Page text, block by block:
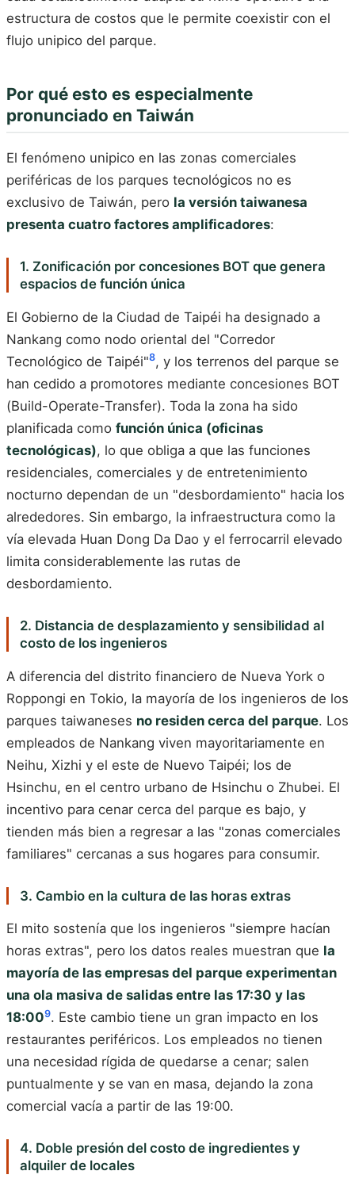
estructura de costos que le permite coexistir con el
flujo unipico del parque.
Por qué esto es especialmente
pronunciado en Taiwán
El fenómeno unipico en las zonas comerciales
periféricas de los parques tecnológicos no es
exclusivo de Taiwán, pero la versión taiwanesa
presenta cuatro factores amplificadores:
1. Zonificación por concesiones BOT que genera
espacios de función única
El Gobierno de la Ciudad de Taipéi ha designado a
Nankang como nodo oriental del "Corredor
Tecnológico de Taipéi"8, y los terrenos del parque se
han cedido a promotores mediante concesiones BOT
(Build-Operate-Transfer). Toda la zona ha sido
planificada como función única (oficinas
tecnológicas), lo que obliga a que las funciones
residenciales, comerciales y de entretenimiento
nocturno dependan de un "desbordamiento" hacia los
alrededores. Sin embargo, la infraestructura como la
vía elevada Huan Dong Da Dao y el ferrocarril elevado
limita considerablemente las rutas de
desbordamiento.
2. Distancia de desplazamiento y sensibilidad al
costo de los ingenieros
A diferencia del distrito financiero de Nueva York o
Roppongi en Tokio, la mayoría de los ingenieros de los
parques taiwaneses no residen cerca del parque. Los
empleados de Nankang viven mayoritariamente en
Neihu, Xizhi y el este de Nuevo Taipéi; los de
Hsinchu, en el centro urbano de Hsinchu o Zhubei. El
incentivo para cenar cerca del parque es bajo, y
tienden más bien a regresar a las "zonas comerciales
familiares" cercanas a sus hogares para consumir.
3. Cambio en la cultura de las horas extras
El mito sostenía que los ingenieros "siempre hacían
horas extras", pero los datos reales muestran que la
mayoría de las empresas del parque experimentan
una ola masiva de salidas entre las 17:30 y las
18:009. Este cambio tiene un gran impacto en los
restaurantes periféricos. Los empleados no tienen
una necesidad rígida de quedarse a cenar; salen
puntualmente y se van en masa, dejando la zona
comercial vacía a partir de las 19:00.
4. Doble presión del costo de ingredientes y
alquiler de locales